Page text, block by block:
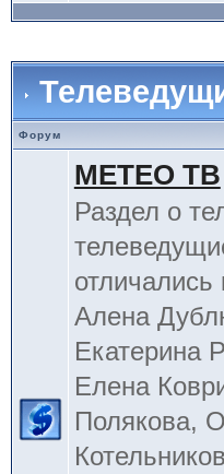
Форум
МЕТЕО ТВ
Раздел о
Алена
Екатерина
Елена
Полякова,